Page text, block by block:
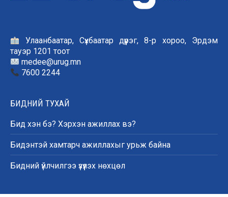
Улаанбаатар, Сүхбаатар дүүрэг, 8-р хороо, Эрдэм
тауэр 1201 тоот
medee@urug.mn
7600 2244
БИДНИЙ ТУХАЙ
Бид хэн бэ? Хэрхэн ажиллах вэ?
Бидэнтэй хамтарч ажиллахыг урьж байна
Бидний үйлчилгээ үзүүлэх нөхцөл